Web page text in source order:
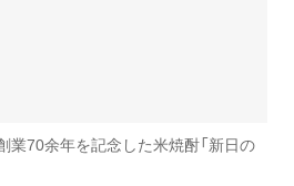
業70余年を記念した米焼酎「新日の